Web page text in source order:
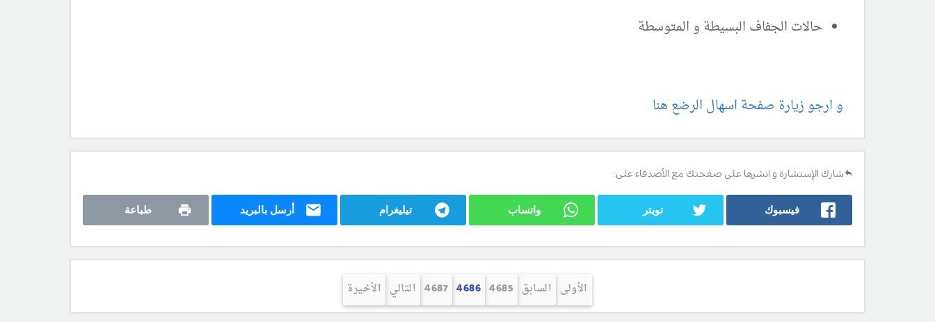
حالات الجفاف البسيطة و المتوسطة
و ارجو زيارة صفحة اسهال الرضع هنا
شارك الإستشارة و انشرها على صفحتك مع الأصدقاء على:
فيسبوك تويتر واتساب تيليغرام أرسل بالبريد طباعة
الأولى السابق 4685
4686
4687 التالي الأخيرة